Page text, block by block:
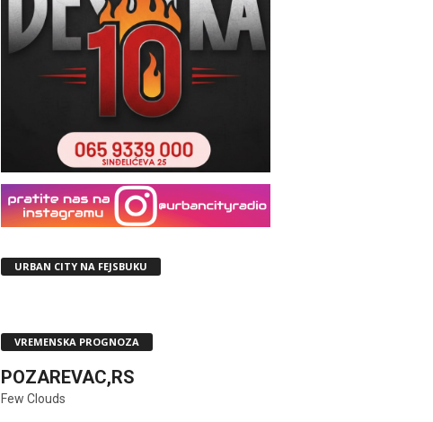
URBAN CITY NA FEJSBUKU
VREMENSKA PROGNOZA
POZAREVAC,RS
Few Clouds